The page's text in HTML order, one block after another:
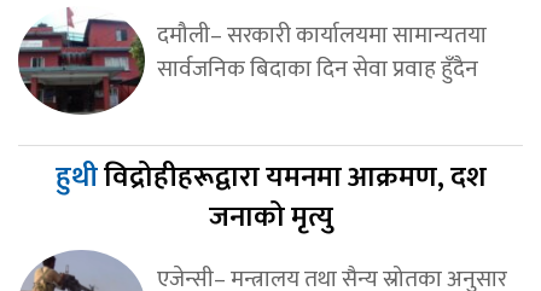
दमौली– सरकारी कार्यालयमा सामान्यतया
सार्वजनिक बिदाका दिन सेवा प्रवाह हुँदैन
हुथीविद्रोहीहरूद्वारा यमनमा आक्रमण, दश
जनाको मृत्यु
एजेन्सी– मन्त्रालय तथा सैन्य स्रोतका अनुसार